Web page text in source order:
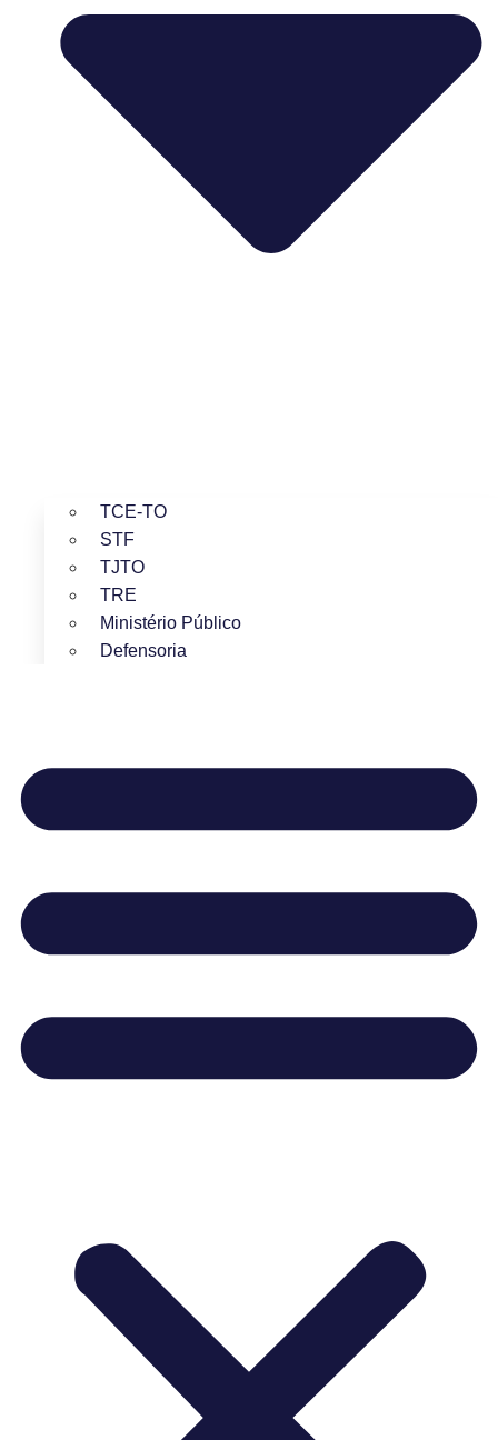
TCE-TO
STF
TJTO
TRE
Ministério Público
Defensoria